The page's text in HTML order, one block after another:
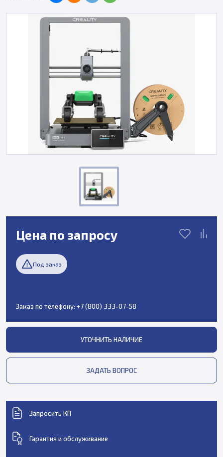
Цена по запросу
Под заказ
Заказ по телефону: +7 (800) 333-07-58
УТОЧНИТЬ НАЛИЧИЕ
ЗАДАТЬ ВОПРОС
Запросить КП
Гарантия и обслуживание